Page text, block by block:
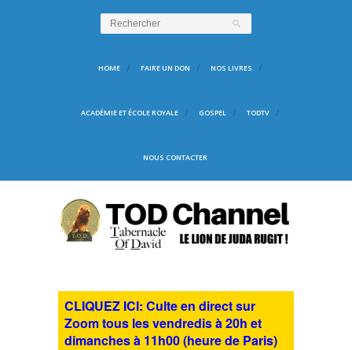
HOME FAIRE UN DON NOS LIVRES
ACADÉMIE ET ÉCOLE ROYALE GOSPEL TODTV
NOUS CONTACTER
CLIQUEZ ICI: Culte en direct sur
Zoom tous les vendredis à 20h et
dimanches à 11h00 (heure de Paris)